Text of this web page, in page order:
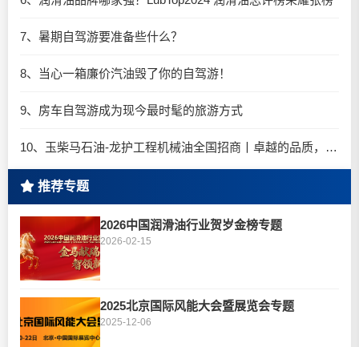
7、暑期自驾游要准备些什么？
8、当心一箱廉价汽油毁了你的自驾游！
9、房车自驾游成为现今最时髦的旅游方式
10、玉柴马石油-龙护工程机械油全国招商丨卓越的品质，专业的品牌！
推荐专题
2026中国润滑油行业贺岁金榜专题
2026-02-15
2025北京国际风能大会暨展览会专题
2025-12-06